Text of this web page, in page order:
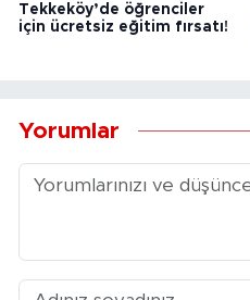
Tekkeköy’de öğrenciler
için ücretsiz eğitim fırsatı!
Yorumlar